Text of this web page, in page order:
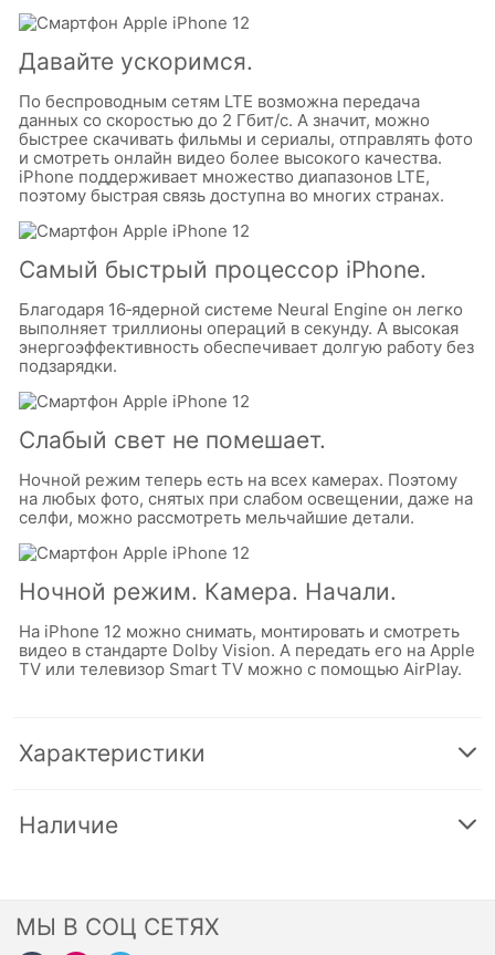
Давайте ускоримся.
По беспроводным сетям LTE возможна передача
данных со скоростью до 2 Гбит/с. А значит, можно
быстрее скачивать фильмы и сериалы, отправлять фото
и смотреть онлайн видео более высокого качества.
iPhone поддерживает множество диапазонов LTE,
поэтому быстрая связь доступна во многих странах.
Самый быстрый процессор iPhone.
Благодаря 16‑ядерной системе Neural Engine он легко
выполняет триллионы операций в секунду. А высокая
энергоэффективность обеспечивает долгую работу без
подзарядки.
Слабый свет не помешает.
Ночной режим теперь есть на всех камерах. Поэтому
на любых фото, снятых при слабом освещении, даже на
селфи, можно рассмотреть мельчайшие детали.
Ночной режим. Камера. Начали.
На iPhone 12 можно снимать, монтировать и смотреть
видео в стандарте Dolby Vision. А передать его на Apple
TV или телевизор Smart TV можно с помощью AirPlay.
Характеристики
Наличие
МЫ В СОЦ СЕТЯХ